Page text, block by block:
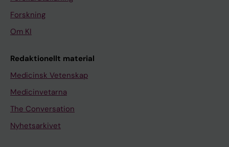
Forskning
Om KI
Redaktionellt material
Medicinsk Vetenskap
Medicinvetarna
The Conversation
Nyhetsarkivet